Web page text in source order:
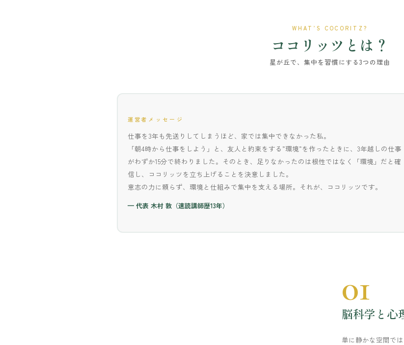
WHAT’S COCORITZ?
ココリッツとは？
星が丘で、集中を習慣にする3つの理由
運営者メッセージ
仕事を3年も先送りしてしまうほど、家では集中できなかった私。
「朝4時から仕事をしよう」と、友人と約束をする”環境”を作ったときに、3年越しの仕事
がわずか15分で終わりました。そのとき、足りなかったのは根性ではなく「環境」だと確
信し、ココリッツを立ち上げることを決意しました。
意志の力に頼らず、環境と仕組みで集中を支える場所。それが、ココリッツです。
— 代表 木村 敦（速読講師歴13年）
01
脳科学と心
単に静かな空間で